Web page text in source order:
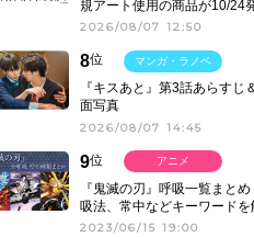
規アート使用の商品が10/24
2026/08/07 12:50
8位
『キスあと』第3話あらすじ
面写真
2026/08/07 14:45
マンガ・ラノベ
9位
『鬼滅の刃』呼吸一覧まと
吸法、常中などキーワードを
2023/06/15 19:00
アニメ